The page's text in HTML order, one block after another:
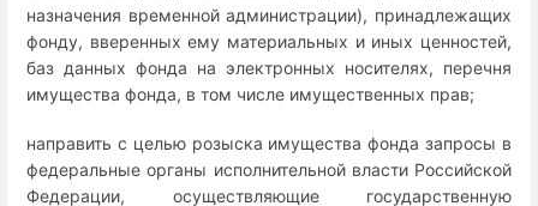
назначения временной администрации), принадлежащих
фонду, вверенных ему материальных и иных ценностей,
баз данных фонда на электронных носителях, перечня
имущества фонда, в том числе имущественных прав;
направить с целью розыска имущества фонда запросы в
федеральные органы исполнительной власти Российской
Федерации, осуществляющие государственную